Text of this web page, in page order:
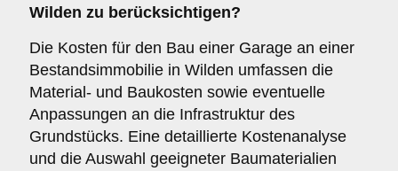
Wilden zu berücksichtigen?
Die Kosten für den Bau einer Garage an einer
Bestandsimmobilie in Wilden umfassen die
Material- und Baukosten sowie eventuelle
Anpassungen an die Infrastruktur des
Grundstücks. Eine detaillierte Kostenanalyse
und die Auswahl geeigneter Baumaterialien